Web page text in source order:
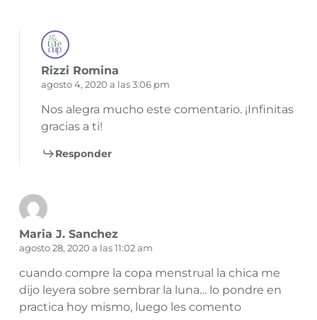
Rizzi Romina
agosto 4, 2020 a las 3:06 pm
Nos alegra mucho este comentario. ¡Infinitas
gracias a ti!
Responder
Maria J. Sanchez
agosto 28, 2020 a las 11:02 am
cuando compre la copa menstrual la chica me
dijo leyera sobre sembrar la luna… lo pondre en
practica hoy mismo, luego les comento